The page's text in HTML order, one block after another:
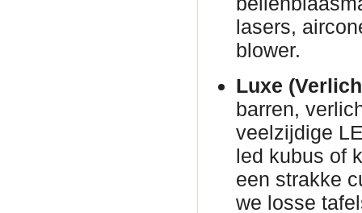
lasers,
blower.
Luxe
barren,
veelzijdige
led kubus of
een strakke
we losse